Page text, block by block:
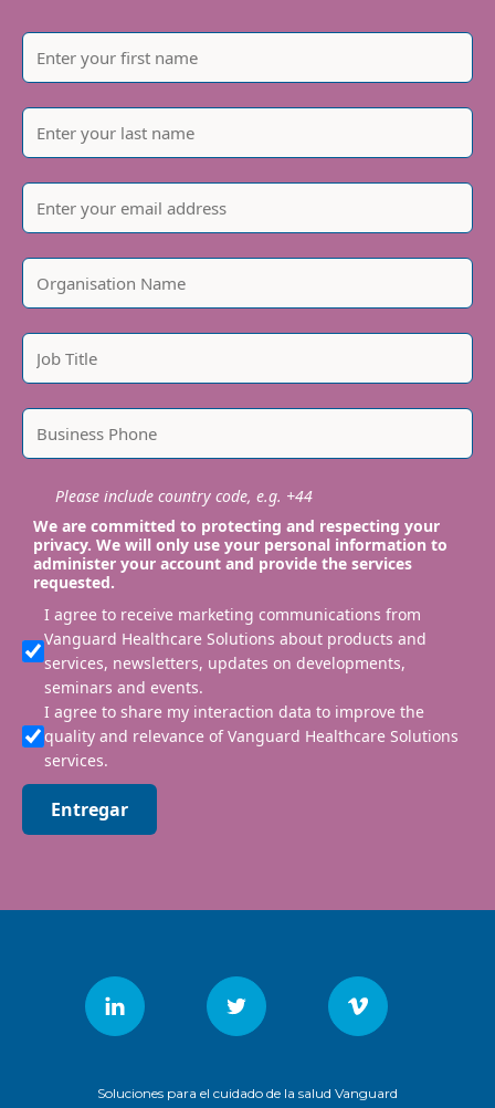
Please include country code, e.g. +44
We are committed to protecting and respecting your
privacy. We will only use your personal information to
administer your account and provide the services
requested.
I agree to receive marketing communications from
Vanguard Healthcare Solutions about products and
services, newsletters, updates on developments,
seminars and events.
I agree to share my interaction data to improve the
quality and relevance of Vanguard Healthcare Solutions
services.
Entregar
Soluciones para el cuidado de la salud Vanguard